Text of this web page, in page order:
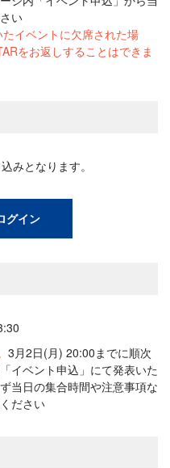
い
イベントに欠席された場
をお返しすることはできま
みとなります。
グイン
3月2日(月) 20:00までに順次
イベント申込」にて発表いた
当日の集合時間や注意事項な
ださい